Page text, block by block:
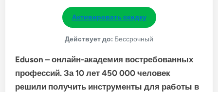
Активировать скидку
Действует до: Бессрочный
Eduson – онлайн-академия востребованных
профессий. За 10 лет 450 000 человек
решили получить инструменты для работы в